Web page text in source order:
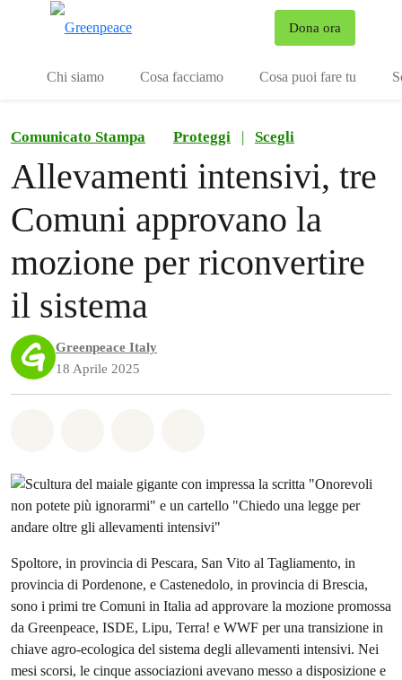
Dona ora
Chi siamo Cosa facciamo Cosa puoi fare tu
Comunicato Stampa Proteggi | Scegli
Allevamenti intensivi, tre
Comuni approvano la
mozione per riconvertire
il sistema
Greenpeace Italy
18 Aprile 2025
Spoltore, in provincia di Pescara, San Vito al Tagliamento, in
provincia di Pordenone, e Castenedolo, in provincia di Brescia,
sono i primi tre Comuni in Italia ad approvare la mozione promossa
da Greenpeace, ISDE, Lipu, Terra! e WWF per una transizione in
chiave agro-ecologica del sistema degli allevamenti intensivi. Nei
mesi scorsi, le cinque associazioni avevano messo a disposizione e